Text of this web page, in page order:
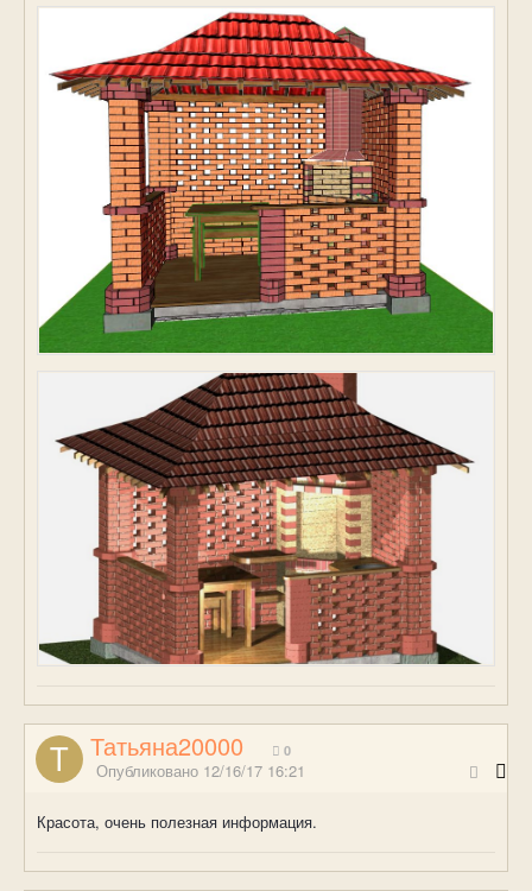
Татьяна20000 0
Опубликовано 12/16/17 16:21
Красота, очень полезная информация.